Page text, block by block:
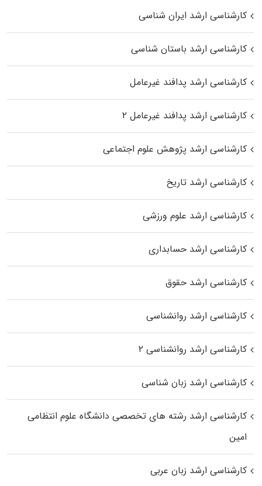
کارشناسی ارشد ایران شناسی
کارشناسی ارشد باستان شناسی
کارشناسی ارشد پدافند غیرعامل
کارشناسی ارشد پدافند غیرعامل ۲
کارشناسی ارشد پژوهش علوم اجتماعی
کارشناسی ارشد تاریخ
کارشناسی ارشد علوم ورزشی
کارشناسی ارشد حسابداری
کارشناسی ارشد حقوق
کارشناسی ارشد روانشناسی
کارشناسی ارشد روانشناسی ۲
کارشناسی ارشد زبان شناسی
کارشناسی ارشد رﺷﺘﻪ ﻫﺎی تخصصی داﻧﺸﮕﺎه ﻋﻠﻮم انتظامی
اﻣﻴﻦ
کارشناسی ارشد زبان عربی